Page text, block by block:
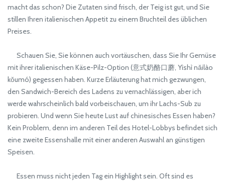
macht das schon? Die Zutaten sind frisch, der Teig ist gut, und Sie
stillen Ihren italienischen Appetit zu einem Bruchteil des üblichen
Preises.
Schauen Sie, Sie können auch vortäuschen, dass Sie Ihr Gemüse
mit ihrer italienischen Käse-Pilz-Option (意式奶酪口蘑, Yìshì nǎilào
kǒumó) gegessen haben. Kurze Erläuterung hat mich gezwungen,
den Sandwich-Bereich des Ladens zu vernachlässigen, aber ich
werde wahrscheinlich bald vorbeischauen, um ihr Lachs-Sub zu
probieren. Und wenn Sie heute Lust auf chinesisches Essen haben?
Kein Problem, denn im anderen Teil des Hotel-Lobbys befindet sich
eine zweite Essenshalle mit einer anderen Auswahl an günstigen
Speisen.
Essen muss nicht jeden Tag ein Highlight sein. Oft sind es